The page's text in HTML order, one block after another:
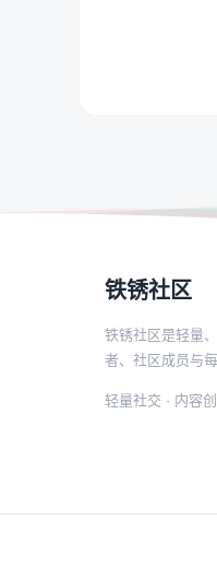
铁锈社区
铁锈社区是轻量
者、社区成员与
轻量社交 · 内容